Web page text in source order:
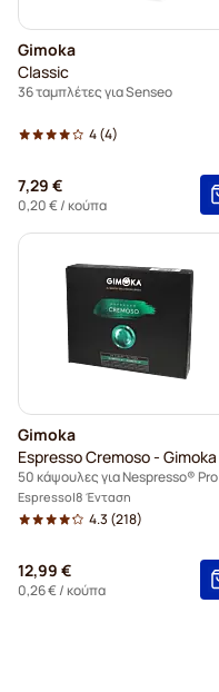
Gimoka
Classic
36 ταμπλέτες για Senseo
4(4)
7,29 €
0,20 €/ κούπα
Gimoka
Espresso Cremoso - Gimoka
50 κάψουλες για Nespresso® Pro
Espresso 8 Ένταση
4.3 (218)
12,99 €
0,26 €/ κούπα